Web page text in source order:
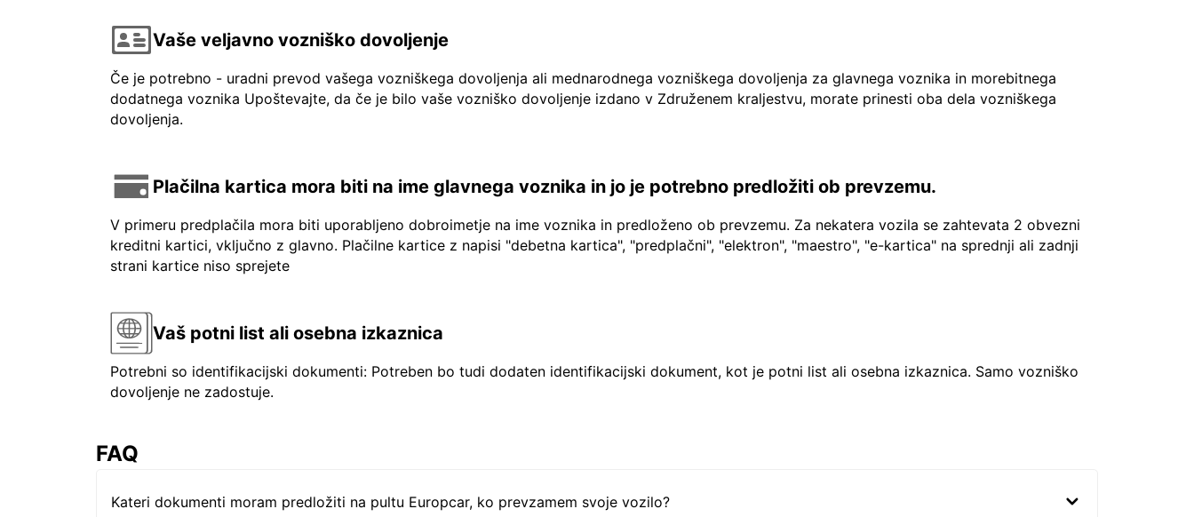
Vaše veljavno vozniško dovoljenje
Če je potrebno - uradni prevod vašega vozniškega dovoljenja ali mednarodnega vozniškega dovoljenja za glavnega voznika in morebitnega
dodatnega voznika Upoštevajte, da če je bilo vaše vozniško dovoljenje izdano v Združenem kraljestvu, morate prinesti oba dela vozniškega
dovoljenja.
Plačilna kartica mora biti na ime glavnega voznika in jo je potrebno predložiti ob prevzemu.
V primeru predplačila mora biti uporabljeno dobroimetje na ime voznika in predloženo ob prevzemu. Za nekatera vozila se zahtevata 2 obvezni
kreditni kartici, vključno z glavno. Plačilne kartice z napisi "debetna kartica", "predplačni", "elektron", "maestro", "e-kartica" na sprednji ali zadnji
strani kartice niso sprejete
Vaš potni list ali osebna izkaznica
Potrebni so identifikacijski dokumenti: Potreben bo tudi dodaten identifikacijski dokument, kot je potni list ali osebna izkaznica. Samo vozniško
dovoljenje ne zadostuje.
FAQ
Kateri dokumenti moram predložiti na pultu Europcar, ko prevzamem svoje vozilo?